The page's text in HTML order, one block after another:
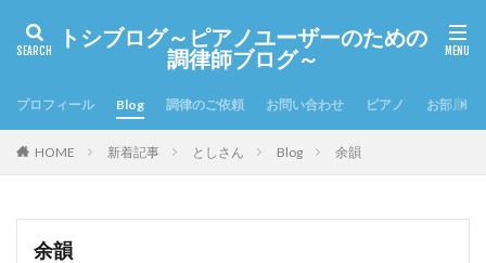
トシブログ～ピアノユーザーのための
調律師ブログ～
プロフィール Blog 調律のご依頼 お問い合わせ ピアノ お部屋の
HOME 新着記事 としさん Blog 余韻
余韻